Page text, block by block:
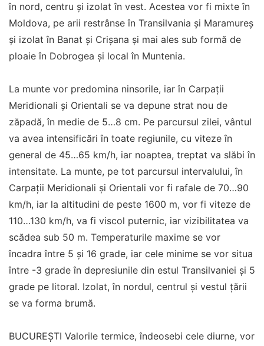
în nord, centru și izolat în vest. Acestea vor fi mixte în
Moldova, pe arii restrânse în Transilvania și Maramureș
și izolat în Banat și Crișana și mai ales sub formă de
ploaie în Dobrogea și local în Muntenia.
La munte vor predomina ninsorile, iar în Carpații
Meridionali și Orientali se va depune strat nou de
zăpadă, în medie de 5…8 cm. Pe parcursul zilei, vântul
va avea intensificări în toate regiunile, cu viteze în
general de 45…65 km/h, iar noaptea, treptat va slăbi în
intensitate. La munte, pe tot parcursul intervalului, în
Carpații Meridionali și Orientali vor fi rafale de 70…90
km/h, iar la altitudini de peste 1600 m, vor fi viteze de
110…130 km/h, va fi viscol puternic, iar vizibilitatea va
scădea sub 50 m. Temperaturile maxime se vor
încadra între 5 și 16 grade, iar cele minime se vor situa
între -3 grade în depresiunile din estul Transilvaniei și 5
grade pe litoral. Izolat, în nordul, centrul și vestul țării
se va forma brumă.
BUCUREȘTI Valorile termice, îndeosebi cele diurne, vor